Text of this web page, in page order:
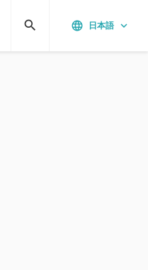
language 日本語 keyboard_arrow_down
search